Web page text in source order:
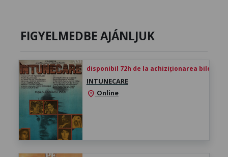
FIGYELMEDBE AJÁNLJUK
disponibil 72h de la achiziționarea biletului
INTUNECARE
location_on Online